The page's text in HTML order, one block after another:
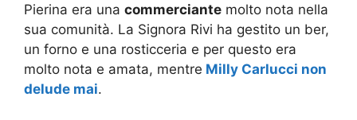
Pierina era una commerciante molto nota nella
sua comunità. La Signora Rivi ha gestito un ber,
un forno e una rosticceria e per questo era
molto nota e amata, mentre Milly Carlucci non
delude mai.